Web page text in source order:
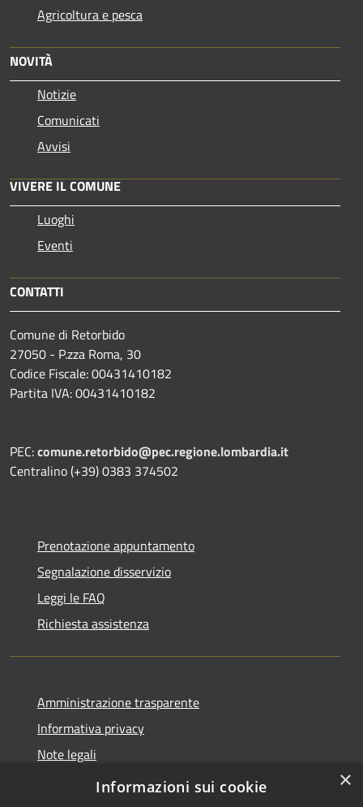
Agricoltura e pesca
NOVITÀ
Notizie
Comunicati
Avvisi
VIVERE IL COMUNE
Luoghi
Eventi
CONTATTI
Comune di Retorbido
27050 - P.zza Roma, 30
Codice Fiscale: 00431410182
Partita IVA: 00431410182
PEC:comune.retorbido@pec.regione.lombardia.it
Centralino (+39) 0383 374502
Prenotazione appuntamento
Segnalazione disservizio
Leggi le FAQ
Richiesta assistenza
Amministrazione trasparente
Informativa privacy
Note legali
Dichiarazione di accessibilità
×
Informazioni sui cookie